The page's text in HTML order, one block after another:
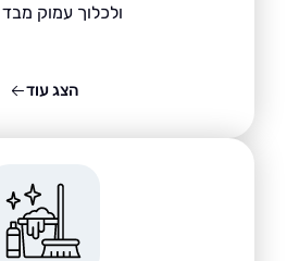
ולכלוך עמוק מבד ועור.